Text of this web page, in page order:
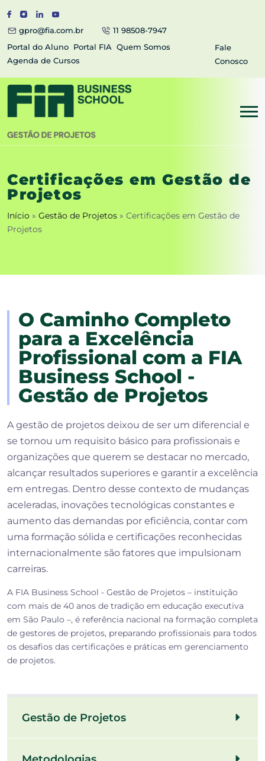
gpro@fia.com.br
11 98508-7947
Portal do Aluno Portal FIA Quem Somos
Agenda de Cursos
Fale
Conosco
Certificações em Gestão de
Projetos
Início » Gestão de Projetos » Certificações em Gestão de
Projetos
O Caminho Completo
para a Excelência
Profissional com a FIA
Business School -
Gestão de Projetos
A gestão de projetos deixou de ser um diferencial e
se tornou um requisito básico para profissionais e
organizações que querem se destacar no mercado,
alcançar resultados superiores e garantir a excelência
em entregas. Dentro desse contexto de mudanças
aceleradas, inovações tecnológicas constantes e
aumento das demandas por eficiência, contar com
uma formação sólida e certificações reconhecidas
internacionalmente são fatores que impulsionam
carreiras.
A FIA Business School - Gestão de Projetos – instituição
com mais de 40 anos de tradição em educação executiva
em São Paulo –, é referência nacional na formação completa
de gestores de projetos, preparando profissionais para todos
os desafios das certificações e práticas em gerenciamento
de projetos.
Gestão de Projetos